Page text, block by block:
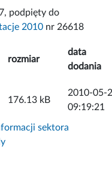
podpięty do
2010 nr 26618
rozmiar
data
dodania
176.13 kB
2010-05-
09:19:21
sektora